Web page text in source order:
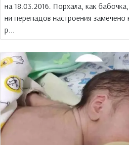
на 18.03.2016. Порхала, как
ни перепадов настроения замечено
р...